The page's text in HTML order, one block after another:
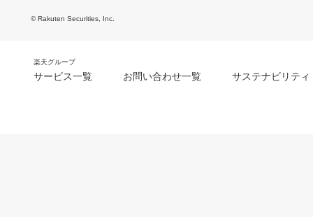
© Rakuten Securities, Inc.
楽天グループ
サービス一覧 お問い合わせ一覧 サステナビリティ